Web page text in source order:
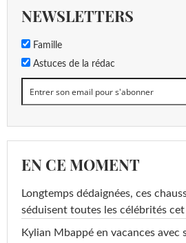
NEWSLETTERS
Famille
Astuces de la rédac
EN CE MOMENT
Longtemps dédaignées, ces
séduisent toutes les célébrités
Kylian Mbappé en vacances avec